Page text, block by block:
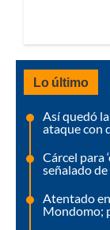
Lo último
Así quedó
ataque con
Cárcel para
señalado
Atentado
Mondomo;